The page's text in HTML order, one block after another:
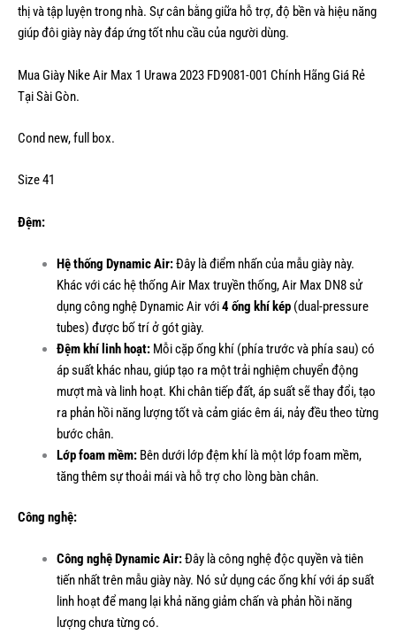
thị và tập luyện trong nhà. Sự cân bằng giữa hỗ trợ, độ bền và hiệu năng
giúp đôi giày này đáp ứng tốt nhu cầu của người dùng.
Mua Giày Nike Air Max 1 Urawa 2023 FD9081-001 Chính Hãng Giá Rẻ
Tại Sài Gòn.
Cond new, full box.
Size 41
Đệm:
Hệ thống Dynamic Air:Đây là điểm nhấn của mẫu giày này.
Khác với các hệ thống Air Max truyền thống, Air Max DN8 sử
dụng công nghệ Dynamic Air với4 ống khí kép(dual-pressure
tubes) được bố trí ở gót giày.
Đệm khí linh hoạt:Mỗi cặp ống khí (phía trước và phía sau) có
áp suất khác nhau, giúp tạo ra một trải nghiệm chuyển động
mượt mà và linh hoạt. Khi chân tiếp đất, áp suất sẽ thay đổi, tạo
ra phản hồi năng lượng tốt và cảm giác êm ái, nảy đều theo từng
bước chân.
Lớp foam mềm:Bên dưới lớp đệm khí là một lớp foam mềm,
tăng thêm sự thoải mái và hỗ trợ cho lòng bàn chân.
Công nghệ:
Công nghệ Dynamic Air:Đây là công nghệ độc quyền và tiên
tiến nhất trên mẫu giày này. Nó sử dụng các ống khí với áp suất
linh hoạt để mang lại khả năng giảm chấn và phản hồi năng
lượng chưa từng có.